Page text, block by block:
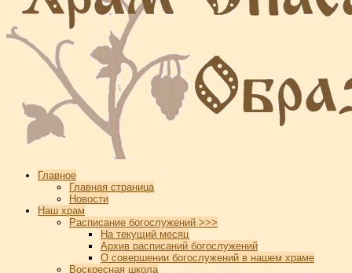
Главное
Главная страница
Новости
Наш храм
Расписание богослужений >>>
На текущий месяц
Архив расписаний богослужений
О совершении богослужений в нашем храме
Воскресная школа